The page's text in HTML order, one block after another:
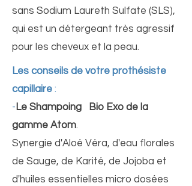
sans Sodium Laureth Sulfate (SLS),
qui est un détergeant très agressif
pour les cheveux et la peau.
Les conseils de votre prothésiste
capillaire :
- Le Shampoing Bio Exo de la
gamme Atom.
Synergie d'Aloé Véra, d'eau florales
de Sauge, de Karité, de Jojoba et
d'huiles essentielles micro dosées